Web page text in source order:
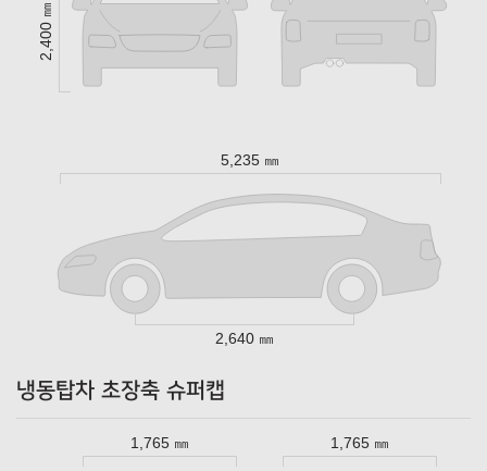
2,400 ㎜
5,235 ㎜
2,640 ㎜
냉동탑차 초장축 슈퍼캡
1,765 ㎜ 1,765 ㎜